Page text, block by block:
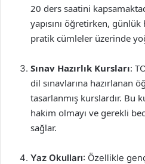
20 ders saatini
yapısını öğretirken,
pratik cümleler üzerinde
Sınav Hazırlık Kursları:
dil sınavlarına hazırlanan
tasarlanmış kurslardır. Bu
hakim olmayı ve gerekli
sağlar.
Yaz Okulları: Özellikle